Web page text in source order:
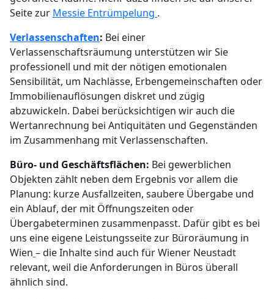
Seite zur Messie Entrümpelung .
Verlassenschaften: Bei einer
Verlassenschaftsräumung unterstützen wir Sie
professionell und mit der nötigen emotionalen
Sensibilität, um Nachlässe, Erbengemeinschaften oder
Immobilienauflösungen diskret und zügig
abzuwickeln. Dabei berücksichtigen wir auch die
Wertanrechnung bei Antiquitäten und Gegenständen
im Zusammenhang mit Verlassenschaften.
Büro- und Geschäftsflächen: Bei gewerblichen
Objekten zählt neben dem Ergebnis vor allem die
Planung: kurze Ausfallzeiten, saubere Übergabe und
ein Ablauf, der mit Öffnungszeiten oder
Übergabeterminen zusammenpasst. Dafür gibt es bei
uns eine eigene Leistungsseite zur Büroräumung in
Wien – die Inhalte sind auch für Wiener Neustadt
relevant, weil die Anforderungen in Büros überall
ähnlich sind.